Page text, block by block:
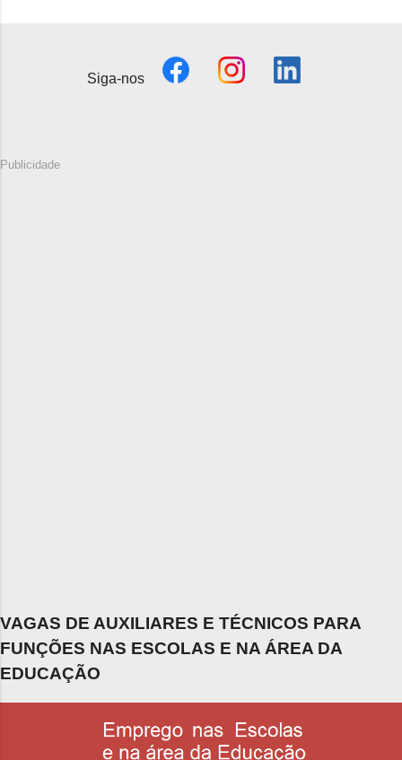
Siga-nos
Publicidade
VAGAS DE AUXILIARES E TÉCNICOS PARA
FUNÇÕES NAS ESCOLAS E NA ÁREA DA
EDUCAÇÃO